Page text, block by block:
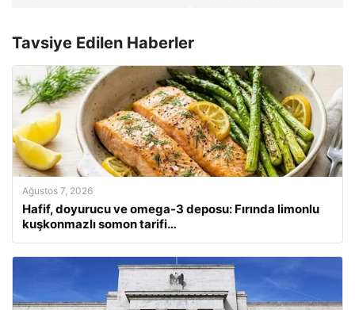
Tavsiye Edilen Haberler
Ağustos 7, 2026
Hafif, doyurucu ve omega-3 deposu: Fırında limonlu
kuşkonmazlı somon tarifi…